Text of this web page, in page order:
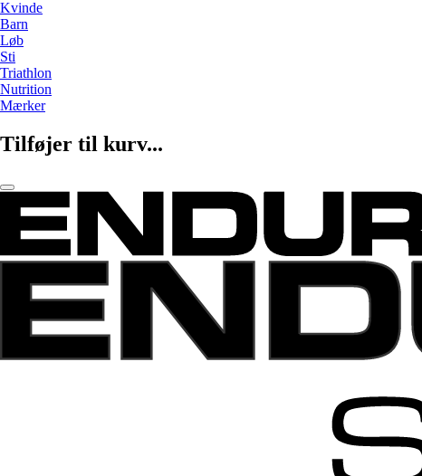
Kvinde
Barn
Løb
Sti
Triathlon
Nutrition
Mærker
Tilføjer til kurv...